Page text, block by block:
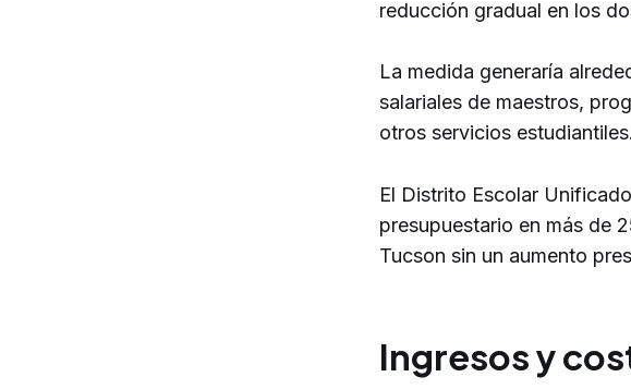
reducción gradual en los
La medida generaría
salariales de maestros,
otros servicios estudiantiles.
El Distrito Escolar
presupuestario en más de
Tucson sin un aumento
Ingresos y